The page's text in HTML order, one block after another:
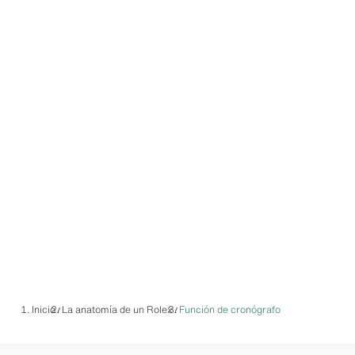
Inicio/ La anatomía de un Rolex/ Función de cronógrafo